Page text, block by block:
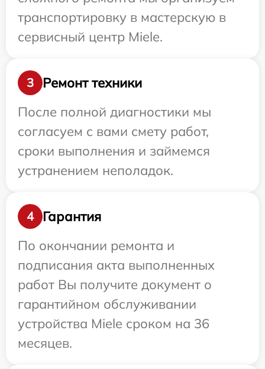
транспортировку в мастерскую в
сервисный центр Miele.
3
Ремонт техники
После полной диагностики мы
согласуем с вами смету работ,
сроки выполнения и займемся
устранением неполадок.
4
Гарантия
По окончании ремонта и
подписания акта выполненных
работ Вы получите документ о
гарантийном обслуживании
устройства Miele сроком на 36
месяцев.